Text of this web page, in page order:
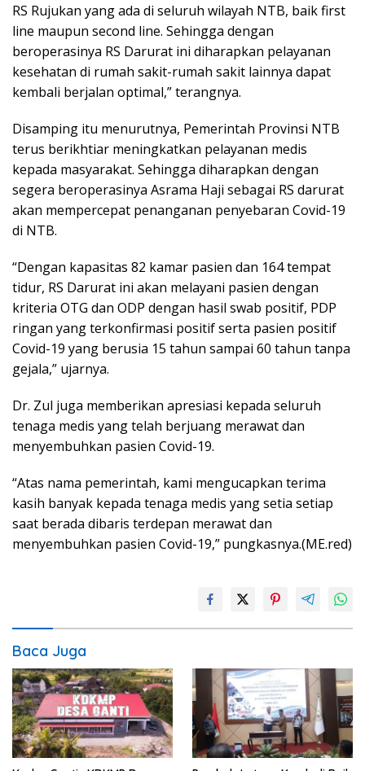
RS Rujukan yang ada di seluruh wilayah NTB, baik first
line maupun second line. Sehingga dengan
beroperasinya RS Darurat ini diharapkan pelayanan
kesehatan di rumah sakit-rumah sakit lainnya dapat
kembali berjalan optimal,” terangnya.
Disamping itu menurutnya, Pemerintah Provinsi NTB
terus berikhtiar meningkatkan pelayanan medis
kepada masyarakat. Sehingga diharapkan dengan
segera beroperasinya Asrama Haji sebagai RS darurat
akan mempercepat penanganan penyebaran Covid-19
di NTB.
“Dengan kapasitas 82 kamar pasien dan 164 tempat
tidur, RS Darurat ini akan melayani pasien dengan
kriteria OTG dan ODP dengan hasil swab positif, PDP
ringan yang terkonfirmasi positif serta pasien positif
Covid-19 yang berusia 15 tahun sampai 60 tahun tanpa
gejala,” ujarnya.
Dr. Zul juga memberikan apresiasi kepada seluruh
tenaga medis yang telah berjuang merawat dan
menyembuhkan pasien Covid-19.
“Atas nama pemerintah, kami mengucapkan terima
kasih banyak kepada tenaga medis yang setia setiap
saat berada dibaris terdepan merawat dan
menyembuhkan pasien Covid-19,” pungkasnya.(ME.red)
Baca Juga